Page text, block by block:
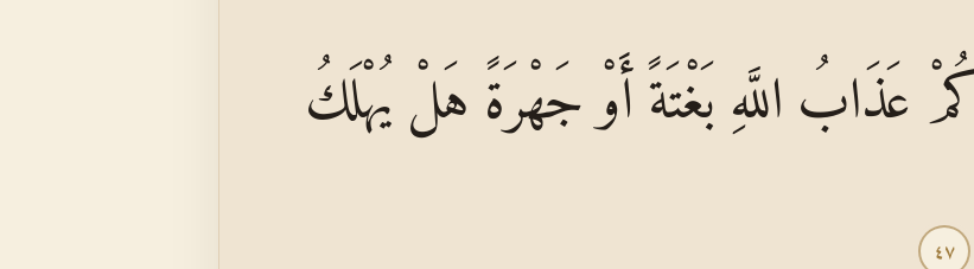
عَذَابُ اللَّهِ بَغْتَةً أَوْ جَهْرَةً هَلْ يُهْلَكُ
٤٧